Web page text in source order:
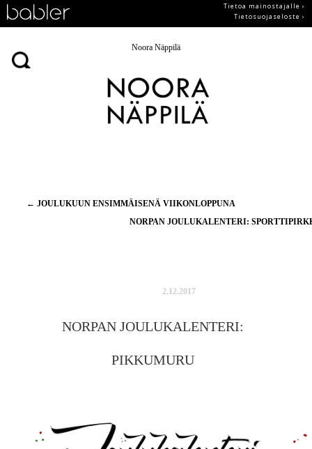
Tietoa mainostajalle ›
Tietosuojaseloste ›
Noora Näppilä
Artikkelien
← JOULUKUUN ENSIMMÄISENÄ VIIKONLOPPUNA
NORPAN JOULUKALENTERI:
2.12.2017
NORPAN JOULUKALENTERI:
PIKKUMURU